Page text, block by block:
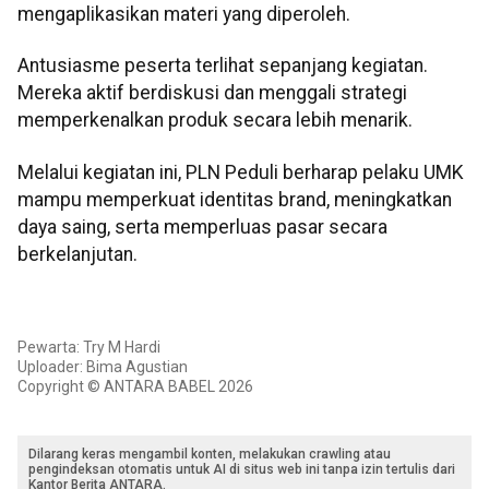
mengaplikasikan materi yang diperoleh.
Antusiasme peserta terlihat sepanjang kegiatan.
Mereka aktif berdiskusi dan menggali strategi
memperkenalkan produk secara lebih menarik.
Melalui kegiatan ini, PLN Peduli berharap pelaku UMK
mampu memperkuat identitas brand, meningkatkan
daya saing, serta memperluas pasar secara
berkelanjutan.
Pewarta: Try M Hardi
Uploader: Bima Agustian
Copyright © ANTARA BABEL 2026
Dilarang keras mengambil konten, melakukan crawling atau
pengindeksan otomatis untuk AI di situs web ini tanpa izin tertulis dari
Kantor Berita ANTARA.